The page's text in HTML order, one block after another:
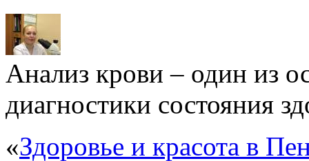
Анализ крови – один из
диагностики состояния
«Здоровье и красота в